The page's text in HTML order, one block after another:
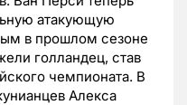
атакующую
в прошлом сезоне
голландец, став
чемпионата. В
Алекса